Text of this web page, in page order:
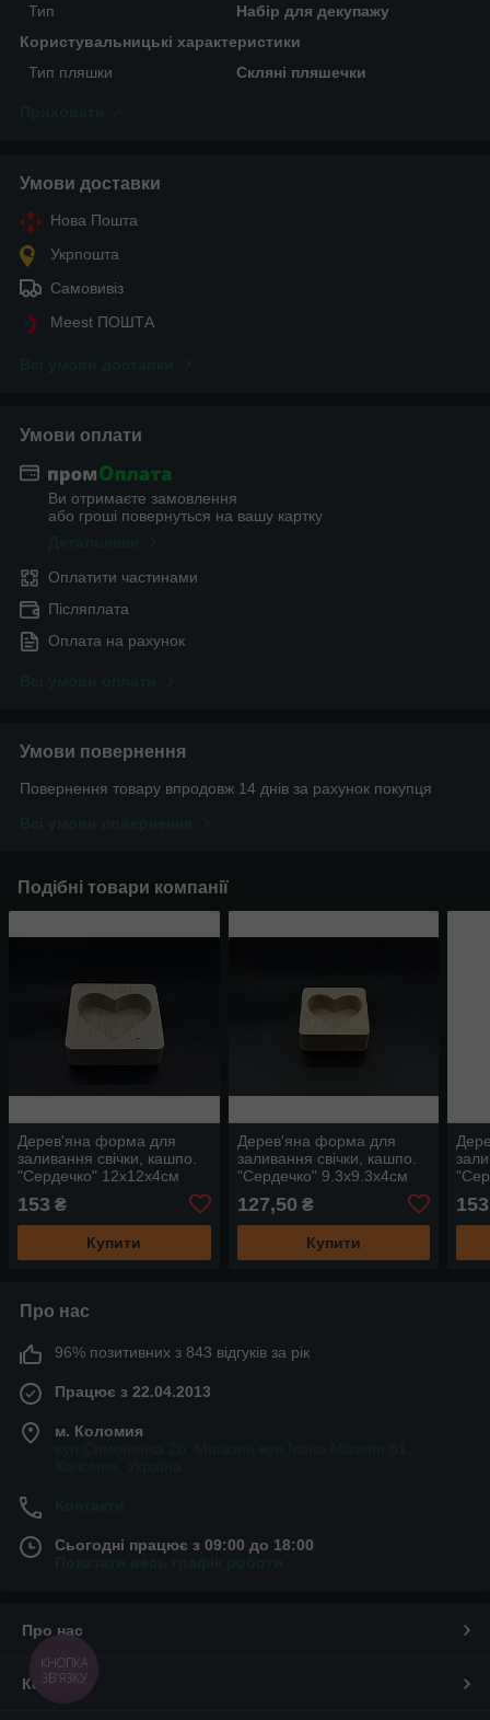
Тип
Набір для декупажу
Користувальницькі характеристики
Тип пляшки
Скляні пляшечки
Умови доставки
Нова Пошта
Укрпошта
Самовивіз
Meest ПОШТА
Умови оплати
Ви отримаєте замовлення
або гроші повернуться на вашу картку
Оплатити частинами
Післяплата
Оплата на рахунок
Умови повернення
Повернення товару впродовж 14 днів за рахунок покупця
Подібні товари компанії
Дерев'яна форма для
заливання свічки, кашпо.
"Сердечко" 12х12x4см
153 ₴
Купити
Дерев'яна форма для
заливання свічки, кашпо.
"Сердечко" 9.3x9.3х4см
127,50 ₴
Купити
153
Про нас
96% позитивних з 843 відгуків за рік
Працює з 22.04.2013
м. Коломия
Сьогодні працює з 09:00 до 18:00
Про нас
Контакти
КНОПКА
ЗВ'ЯЗКУ